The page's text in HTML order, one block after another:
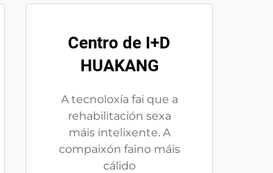
Centro de I+D
HUAKANG
A tecnoloxía fai que a
rehabilitación sexa
máis intelixente. A
compaixón faino máis
cálido